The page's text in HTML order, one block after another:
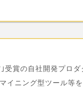
受賞の自社開発プロダ
イニング型ツール等を